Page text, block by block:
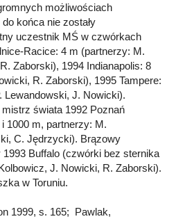
możliwościach
końca nie zostały
uczestnik MŚ w czwórkach
Racice: 4 m (partnerzy: M.
Zaborski), 1994 Indianapolis: 8
R. Zaborski), 1995 Tampere:
Lewandowski, J. Nowicki).
świata 1992 Poznań
1000 m, partnerzy: M.
C. Jędrzycki). Brązowy
Buffalo (czwórki bez sternika
J. Nowicki, R. Zaborski).
w Toruniu.
1999, s. 165; Pawlak,